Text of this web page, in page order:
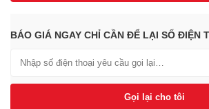
BÁO GIÁ NGAY CHỈ CẦN ĐỂ LẠI SỐ ĐIỆN
Gọi lại cho tôi